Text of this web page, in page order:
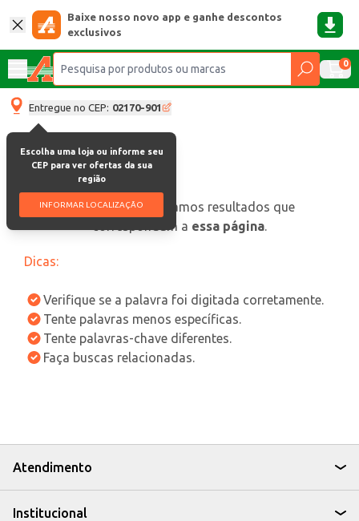
Baixe nosso novo app e ganhe descontos
exclusivos
0
Entregue no CEP: 02170-901
Escolha uma loja ou informe seu
CEP para ver ofertas da sua
região
INFORMAR LOCALIZAÇÃO
oops, não encontramos resultados que
correspondam a essa página.
Dicas:
Verifique se a palavra foi digitada corretamente.
Tente palavras menos específicas.
Tente palavras-chave diferentes.
Faça buscas relacionadas.
Atendimento
Institucional